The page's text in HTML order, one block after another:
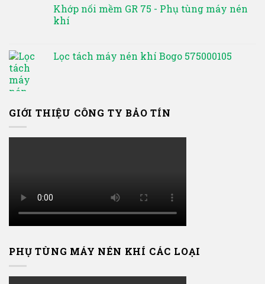
Khớp nối mềm GR 75 - Phụ tùng máy nén
khí
Lọc tách máy nén khí Bogo 575000105
GIỚI THIỆU CÔNG TY BẢO TÍN
PHỤ TÙNG MÁY NÉN KHÍ CÁC LOẠI